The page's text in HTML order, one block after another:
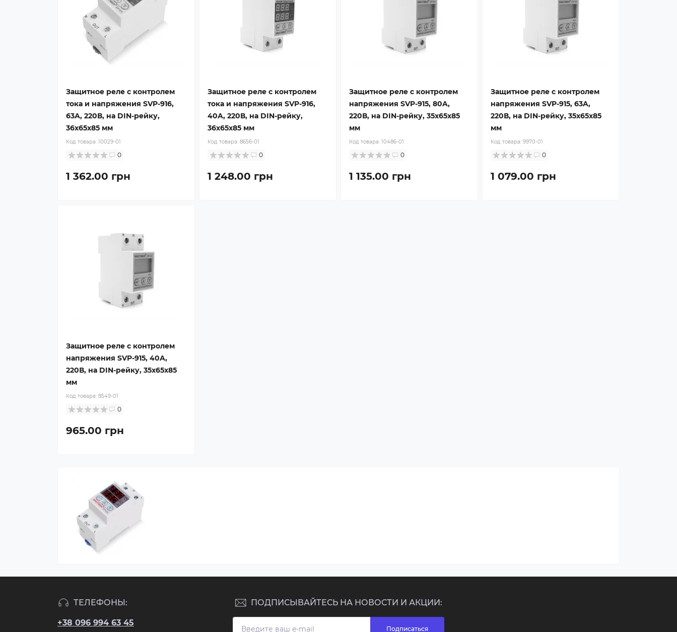
Защитное реле с контролем
тока и напряжения SVP-916,
63A, 220В, на DIN-рейку,
36х65х85 мм
Код товара: 10029-01
0
1 362.00 грн
Защитное реле с контролем
тока и напряжения SVP-916,
40A, 220В, на DIN-рейку,
36х65х85 мм
Код товара: 8656-01
0
1 248.00 грн
Защитное реле с контролем
напряжения SVP-915, 80A,
220В, на DIN-рейку, 35х65х85
мм
Код товара: 10486-01
0
1 135.00 грн
Защитное реле с контролем
напряжения SVP-915, 63A,
220В, на DIN-рейку, 35х65х85
мм
Код товара: 9970-01
0
1 079.00 грн
Защитное реле с контролем
напряжения SVP-915, 40A,
220В, на DIN-рейку, 35х65х85
мм
Код товара: 8549-01
0
965.00 грн
ТЕЛЕФОНЫ:
+38 096 994 63 45
ПОДПИСЫВАЙТЕСЬ НА НОВОСТИ И АКЦИИ:
Подписаться